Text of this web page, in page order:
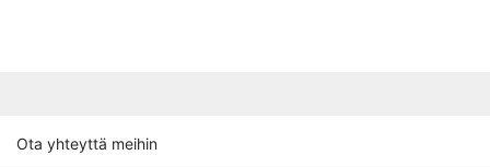
Ota yhteyttä meihin